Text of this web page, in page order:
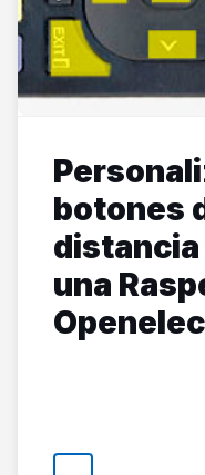
botones
distancia
una
Openelec